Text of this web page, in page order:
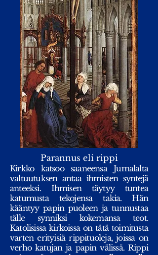
Parannus eli rippi
Kirkko katsoo saaneensa Jumalalta
valtuutuksen antaa ihmisten syntejä
anteeksi. Ihmisen täytyy tuntea
katumusta tekojensa takia. Hän
kääntyy papin puoleen ja tunnustaa
tälle synniksi kokemansa teot.
Katolisissa kirkoissa on tätä toimitusta
varten erityisiä rippituoleja, joissa on
verho katujan ja papin välissä. Rippi